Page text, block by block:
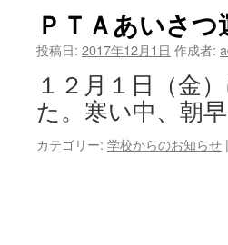
ＰＴＡあいさつ
投稿日: 2017年12月1日 作成者:
１２月１日（金
た。寒い中、朝
カテゴリー: 学校からのお知らせ |